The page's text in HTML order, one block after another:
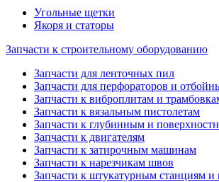
Угольные щетки
Якоря и статоры
Запчасти к строительному оборудованию
Запчасти для ленточных пил
Запчасти для перфораторов и
Запчасти к виброплитам и
Запчасти к вязальным пистолетам
Запчасти к глубинным и
Запчасти к двигателям
Запчасти к затирочным машинам
Запчасти к нарезчикам швов
Запчасти к штукатурным станциям и